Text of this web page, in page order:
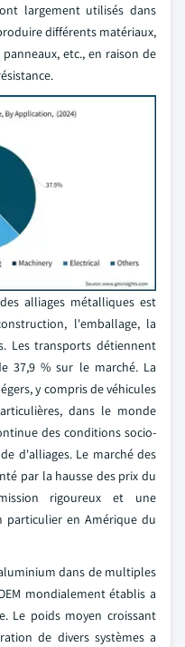
largement utilisés dans
différents matériaux,
etc., en raison de
alliages métalliques est
l'emballage, la
Les transports détiennent
37,9 % sur le marché. La
y compris de véhicules
dans le monde
des conditions socio-
d'alliages. Le marché des
par la hausse des prix du
rigoureux et une
particulier en Amérique du
dans de multiples
mondialement établis a
Le poids moyen croissant
de divers systèmes a